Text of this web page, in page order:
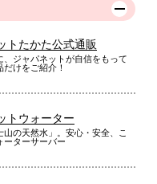
トたかた公式通販
、ジャパネットが自信をもって
だけをご紹介！
トウォーター
山の天然水」。安心・安全、こ
ーターサーバー